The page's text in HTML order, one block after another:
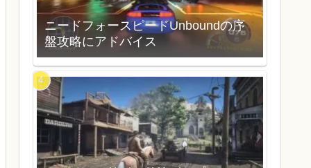
ニードフォースピードUnboundの序
盤攻略にアドバイス